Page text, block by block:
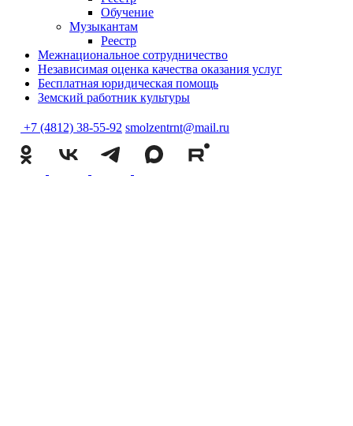
Обучение
Музыкантам
Реестр
Межнациональное сотрудничество
Независимая оценка качества оказания услуг
Бесплатная юридическая помощь
Земский работник культуры
+7 (4812) 38-55-92 smolzentrnt@mail.ru